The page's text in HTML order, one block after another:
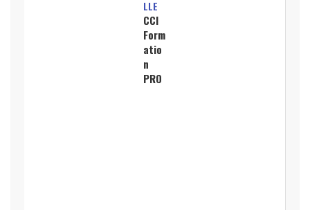
LLE
CCI
Form
atio
n
PRO